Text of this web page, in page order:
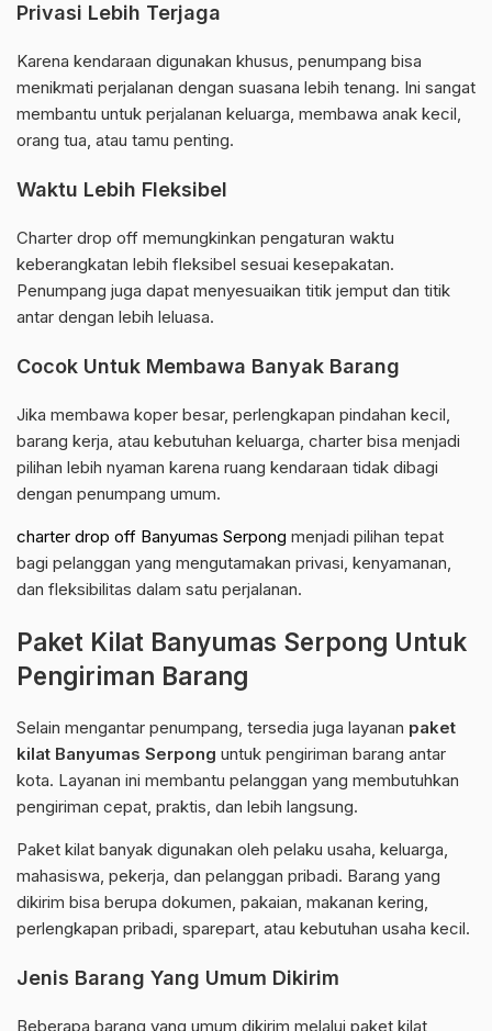
Privasi Lebih Terjaga
Karena kendaraan digunakan khusus, penumpang bisa
menikmati perjalanan dengan suasana lebih tenang. Ini sangat
membantu untuk perjalanan keluarga, membawa anak kecil,
orang tua, atau tamu penting.
Waktu Lebih Fleksibel
Charter drop off memungkinkan pengaturan waktu
keberangkatan lebih fleksibel sesuai kesepakatan.
Penumpang juga dapat menyesuaikan titik jemput dan titik
antar dengan lebih leluasa.
Cocok Untuk Membawa Banyak Barang
Jika membawa koper besar, perlengkapan pindahan kecil,
barang kerja, atau kebutuhan keluarga, charter bisa menjadi
pilihan lebih nyaman karena ruang kendaraan tidak dibagi
dengan penumpang umum.
charter drop off Banyumas Serpong menjadi pilihan tepat
bagi pelanggan yang mengutamakan privasi, kenyamanan,
dan fleksibilitas dalam satu perjalanan.
Paket Kilat Banyumas Serpong Untuk
Pengiriman Barang
Selain mengantar penumpang, tersedia juga layanan paket
kilat Banyumas Serpong untuk pengiriman barang antar
kota. Layanan ini membantu pelanggan yang membutuhkan
pengiriman cepat, praktis, dan lebih langsung.
Paket kilat banyak digunakan oleh pelaku usaha, keluarga,
mahasiswa, pekerja, dan pelanggan pribadi. Barang yang
dikirim bisa berupa dokumen, pakaian, makanan kering,
perlengkapan pribadi, sparepart, atau kebutuhan usaha kecil.
Jenis Barang Yang Umum Dikirim
Beberapa barang yang umum dikirim melalui paket kilat